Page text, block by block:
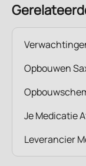
Opbouwen
Je Medicatie
Leverancier